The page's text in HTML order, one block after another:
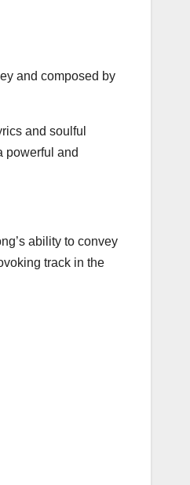
and composed by
and soulful
powerful and
ability to convey
track in the